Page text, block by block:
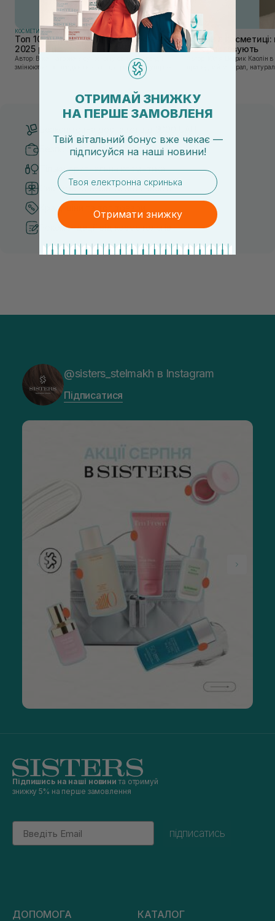
КОСМЕТИКА
Топ 10 брендів доглядової косметики у
2025 році
Автор: Віка Нагорна У сучасному світі, де тренди
змінюються зі швидкістю світла, а ринок популярної
косметики переповнений новими пропозиціями, вибір
КОСМЕТИКА
Каолін в
використовують
Автор: Юлія Цебрик Каолін в косметології – це
природний мінерал,
Безпечні способи оплати
Тільки оригінальна косметика
Система бонусів та лояльності
Кращі ціни та топ товари
Рекомендації від косметологів
@sisters_stelmakh в Instagram
Підписатися
Підпишись на наші новини та отримуй
знижку 5% на перше замовлення
Email
підписатись
ДОПОМОГА КАТАЛОГ
ОТРИМАЙ ЗНИЖКУ
НА ПЕРШЕ ЗАМОВЛЕНЯ
Твій вітальний бонус вже чекає —
підписуйся на наші новини!
email
Отримати знижку